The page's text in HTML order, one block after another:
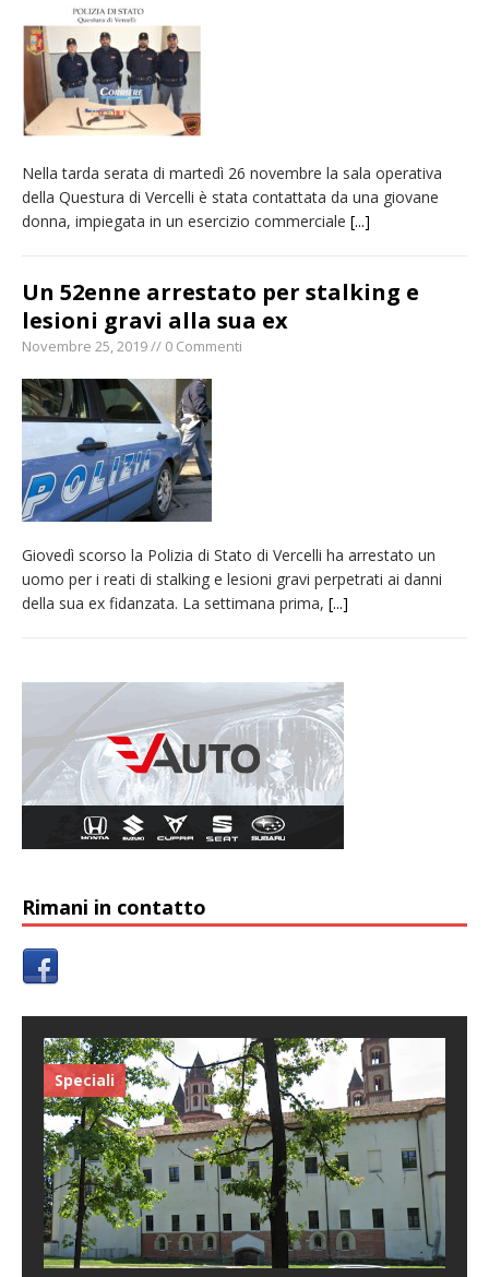
Nuovo fronte delle fiamme: vasto incendio
alle pendici del Monte Barone
Centinaia di vercellesi a Oropa per il
pellegrinaggio diocesano
incendio di sterpaglie a Caresanablot
Dieci anni fa l’ingresso a Vercelli
dell’arcivescovo mons. Marco Arnolfo
Nella tarda serata di martedì 26 novembre la sala operativa
della Questura di Vercelli è stata contattata da una giovane
donna, impiegata in un esercizio commerciale [...]
Un 52enne arrestato per stalking e
lesioni gravi alla sua ex
Novembre 25, 2019 // 0 Commenti
Giovedì scorso la Polizia di Stato di Vercelli ha arrestato un
uomo per i reati di stalking e lesioni gravi perpetrati ai danni
della sua ex fidanzata. La settimana prima, [...]
Rimani in contatto
Speciali